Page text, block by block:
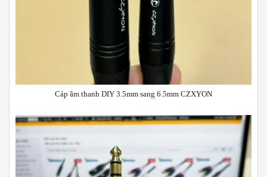
Cáp âm thanh DIY 3.5mm sang 6.5mm CZXYON